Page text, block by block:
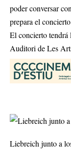
poder conversar
prepara el
El concierto tendrá
Auditori de Les
Liebreich junto a